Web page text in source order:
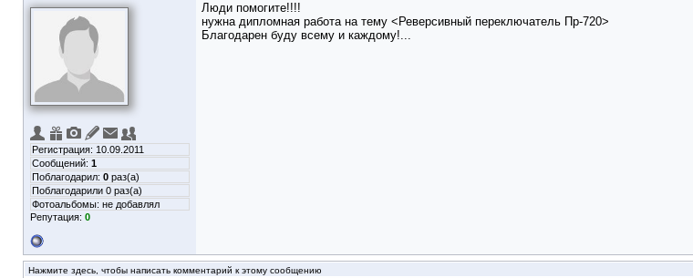
Регистрация: 10.09.2011
Сообщений: 1
Поблагодарил: 0 раз(а)
Поблагодарили 0 раз(а)
Фотоальбомы: не добавлял
Репутация: 0
Люди помогите!!!!
нужна дипломная работа на тему <Реверсивный переключатель Пр-720>
Благодарен буду всему и каждому!...
Нажмите здесь, чтобы написать комментарий к этому сообщению